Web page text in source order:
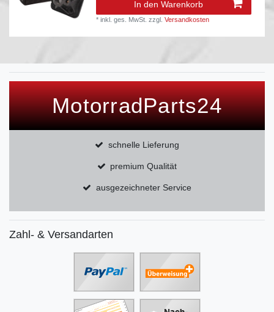
In den Warenkorb
*inkl. ges. MwSt. zzgl.Versandkosten
MotorradParts24
schnelle Lieferung
premium Qualität
ausgezeichneter Service
Zahl- & Versandarten